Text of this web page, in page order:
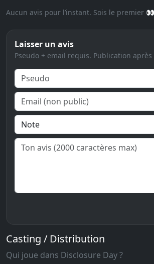
Aucun avis pour l’instant. Sois le premier 👀
Laisser un avis
Pseudo + email requis. Publication
Casting / Distribution
Qui joue dans Disclosure Day ?